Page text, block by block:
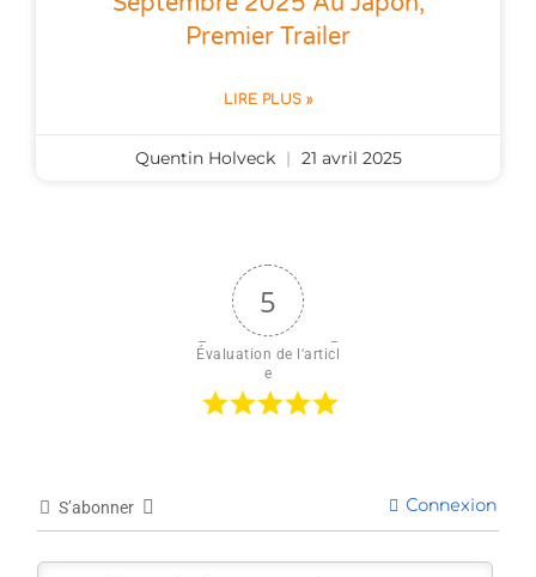
Premier Trailer
LIRE PLUS »
Quentin Holveck 21 avril 2025
5
Évaluation de l'articl
e
S’abonner Connexion